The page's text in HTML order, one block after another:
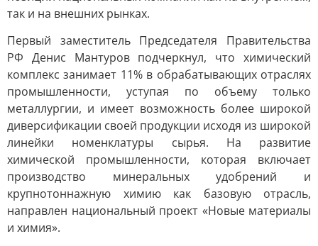
так и на внешних рынках.
Первый заместитель Председателя Правительства
РФ Денис Мантуров подчеркнул, что химический
комплекс занимает 11% в обрабатывающих отраслях
промышленности, уступая по объему только
металлургии, и имеет возможность более широкой
диверсификации своей продукции исходя из широкой
линейки номенклатуры сырья. На развитие
химической промышленности, которая включает
производство минеральных удобрений и
крупнотоннажную химию как базовую отрасль,
направлен национальный проект «Новые материалы
и химия».